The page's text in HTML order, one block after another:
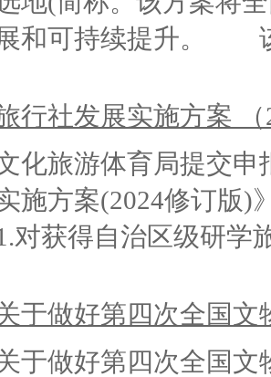
和可持续提升。
行社发展实施方案
化旅游体育局提交
实施方案(2024修
得自治区级研学
于做好第四次全国
于做好第四次全国